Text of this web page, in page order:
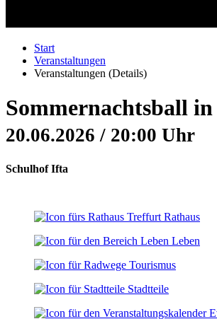
Start
Veranstaltungen
Veranstaltungen (Details)
Sommernachtsball
20.06.2026 / 20:00 Uhr
Schulhof Ifta
Rathaus
Leben
Tourismus
Stadtteile